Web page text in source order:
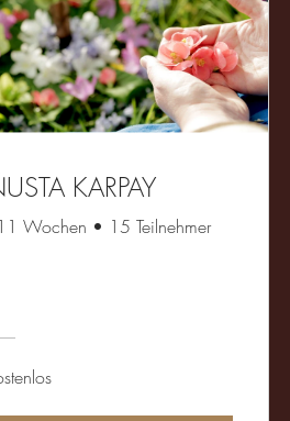
KARPAY
Wochen • 15 Teilnehmer